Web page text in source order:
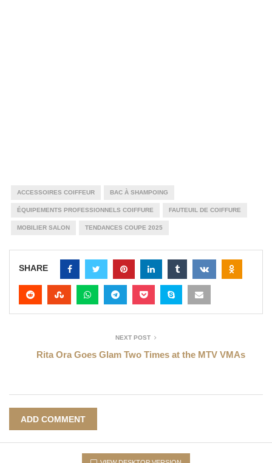
ACCESSOIRES COIFFEUR BAC À SHAMPOING
ÉQUIPEMENTS PROFESSIONNELS COIFFURE FAUTEUIL DE COIFFURE
MOBILIER SALON TENDANCES COUPE 2025
SHARE
NEXT POST
Rita Ora Goes Glam Two Times at the MTV VMAs
ADD COMMENT